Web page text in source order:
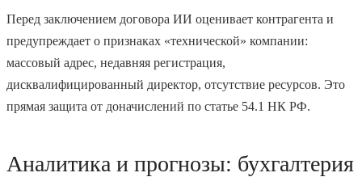
Перед заключением договора ИИ оценивает контрагента и
предупреждает о признаках «технической» компании:
массовый адрес, недавняя регистрация,
дисквалифицированный директор, отсутствие ресурсов. Это
прямая защита от доначислений по статье 54.1 НК РФ.
Аналитика и прогнозы: бухгалтерия